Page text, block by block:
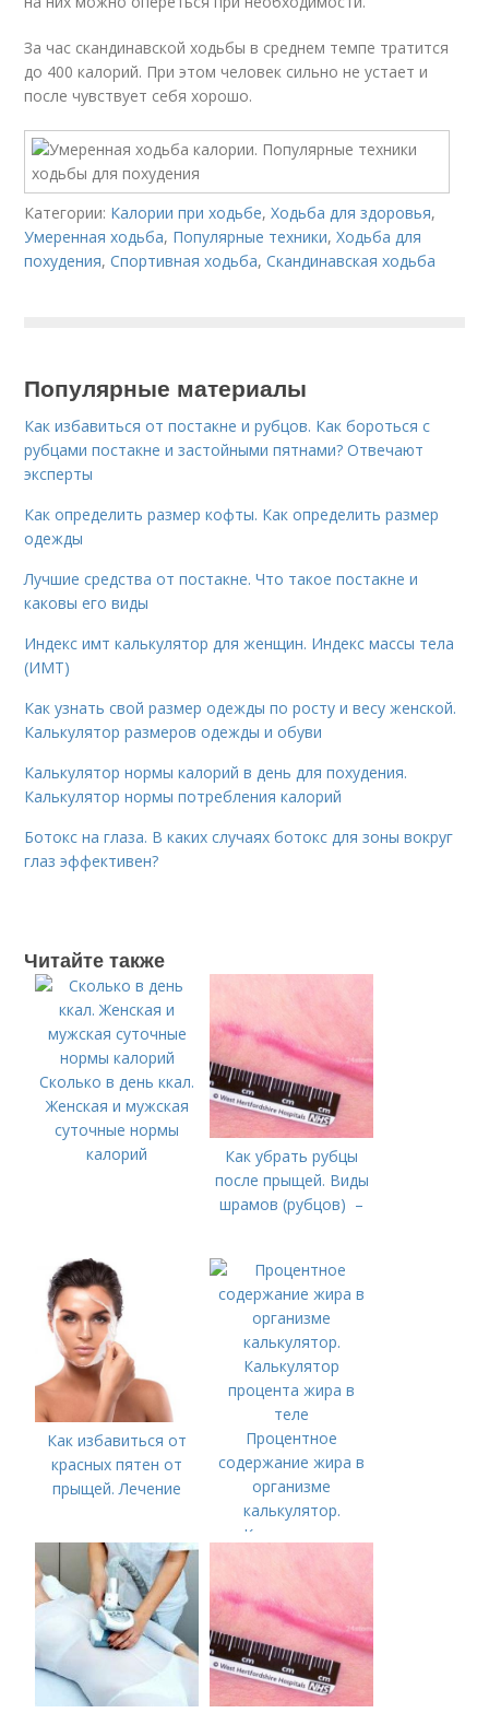
За час скандинавской ходьбы в среднем темпе тратится
до 400 калорий. При этом человек сильно не устает и
после чувствует себя хорошо.
Категории: Калории при ходьбе,Ходьба для здоровья,
Умеренная ходьба, Популярные техники,Ходьба для
похудения,Спортивная ходьба,Скандинавская ходьба
Популярные материалы
Как избавиться от постакне и рубцов. Как бороться с
рубцами постакне и застойными пятнами? Отвечают
эксперты
Как определить размер кофты. Как определить размер
одежды
Лучшие средства от постакне. Что такое постакне и
каковы его виды
Индекс имт калькулятор для женщин. Индекс массы тела
(ИМТ)
Как узнать свой размер одежды по росту и весу женской.
Калькулятор размеров одежды и обуви
Калькулятор нормы калорий в день для похудения.
Калькулятор нормы потребления калорий
Ботокс на глаза. В каких случаях ботокс для зоны вокруг
глаз эффективен?
Читайте также
Сколько в день ккал.
Женская и мужская
суточные нормы
калорий
Как убрать рубцы
после прыщей. Виды
шрамов (рубцов) –
Как избавиться от
красных пятен от
прыщей. Лечение
Процентное
содержание жира в
организме
калькулятор.
Калькулятор
процента жира в